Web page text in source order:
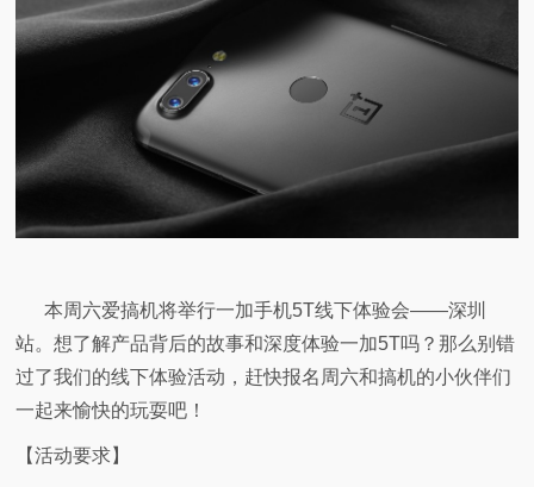
评
体
验
本周六爱搞机将举行一加手机5T线下体验会——深圳
站。想了解产品背后的故事和深度体验一加5T吗？那么别错
过了我们的线下体验活动，赶快报名周六和搞机的小伙伴们
一起来愉快的玩耍吧！
【活动要求】